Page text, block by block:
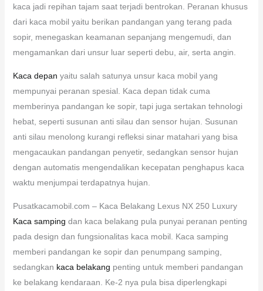
kaca jadi repihan tajam saat terjadi bentrokan. Peranan khusus
dari kaca mobil yaitu berikan pandangan yang terang pada
sopir, menegaskan keamanan sepanjang mengemudi, dan
mengamankan dari unsur luar seperti debu, air, serta angin.
Kaca depan yaitu salah satunya unsur kaca mobil yang
mempunyai peranan spesial. Kaca depan tidak cuma
memberinya pandangan ke sopir, tapi juga sertakan tehnologi
hebat, seperti susunan anti silau dan sensor hujan. Susunan
anti silau menolong kurangi refleksi sinar matahari yang bisa
mengacaukan pandangan penyetir, sedangkan sensor hujan
dengan automatis mengendalikan kecepatan penghapus kaca
waktu menjumpai terdapatnya hujan.
Pusatkacamobil.com – Kaca Belakang Lexus NX 250 Luxury
Kaca samping dan kaca belakang pula punyai peranan penting
pada design dan fungsionalitas kaca mobil. Kaca samping
memberi pandangan ke sopir dan penumpang samping,
sedangkan kaca belakang penting untuk memberi pandangan
ke belakang kendaraan. Ke-2 nya pula bisa diperlengkapi